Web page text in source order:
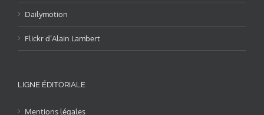
Dailymotion
Flickr d’Alain Lambert
LIGNE ÉDITORIALE
Mentions légales